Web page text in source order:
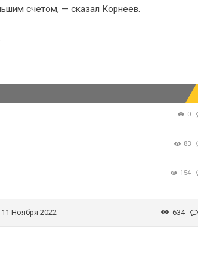
счетом, — сказал Корнеев.
0
83
154
11 Ноября 2022 634